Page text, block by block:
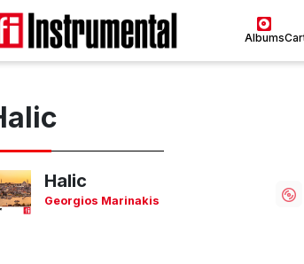
Albums
Halic
Georgios Marinakis